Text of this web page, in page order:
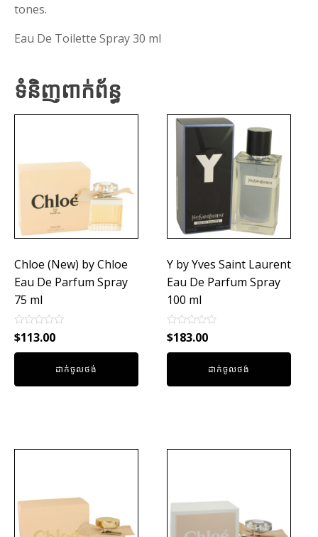
tones.
Eau De Toilette Spray 30 ml
ទំនិញពាក់ព័ន្ធ
Chloe (New) by Chloe
Eau De Parfum Spray
75 ml
Rated
0
out
$113.00
ដាក់ចូលថង់
Y by Yves Saint Laurent
Eau De Parfum Spray
100 ml
Rated
0
out
$183.00
ដាក់ចូលថង់